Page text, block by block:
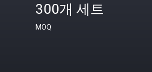
300개 세트
MOQ